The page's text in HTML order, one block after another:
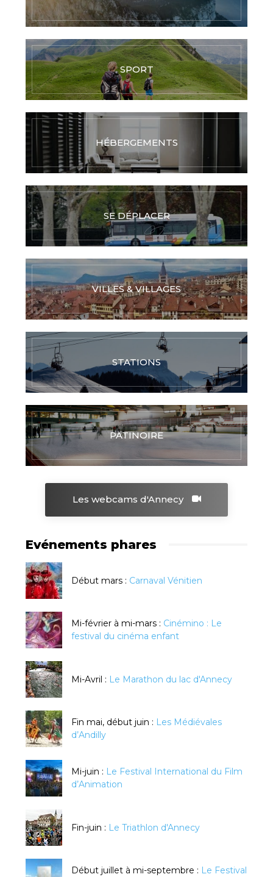
SPORT
HÉBERGEMENTS
SE DÉPLACER
VILLES & VILLAGES
STATIONS
PATINOIRE
Les webcams d'Annecy
Evénements phares
Début mars : Carnaval Vénitien
Mi-février à mi-mars : Cinémino : Le
festival du cinéma enfant
Mi-Avril : Le Marathon du lac d'Annecy
Fin mai, début juin : Les Médiévales
d’Andilly
Mi-juin : Le Festival International du Film
d’Animation
Fin-juin : Le Triathlon d'Annecy
Début juillet à mi-septembre : Le Festival